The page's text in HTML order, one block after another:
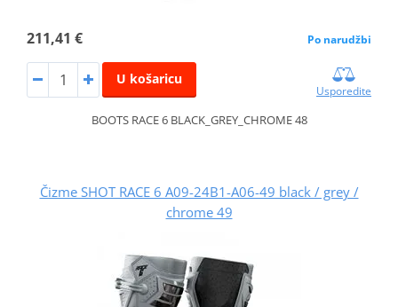
211,41 € Po narudžbi
U košaricu
Usporedite
BOOTS RACE 6 BLACK_GREY_CHROME 48
Čizme SHOT RACE 6 A09-24B1-A06-49 black / grey /
chrome 49